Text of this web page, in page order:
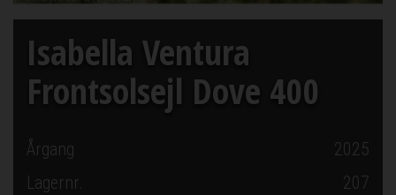
Isabella Ventura
Frontsolsejl Dove 400
Årgang
2025
Lagernr.
207